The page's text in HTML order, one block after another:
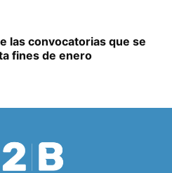
las convocatorias que se
fines de enero